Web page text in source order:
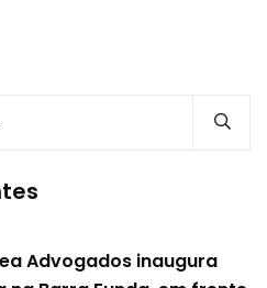
Advogados inaugura